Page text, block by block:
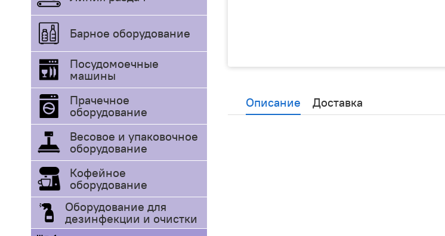
Барное оборудование
Посудомоечные
машины
Прачечное
оборудование
Весовое и упаковочное
оборудование
Кофейное
оборудование
Оборудование для
дезинфекции и очистки
Описание Доставка